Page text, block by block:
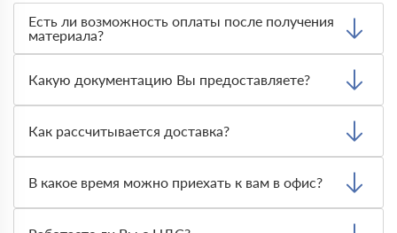
Есть ли возможность оплаты после получения
материала?
оплата по факту получения товара. При этом, если
доставленный товар был ненадлежащего качества, то
Вы вправе от него отказаться.
Какую документацию Вы предоставляете?
сертификаты и паспорта качества, а также товарно-
транспортную накладную.
Как рассчитывается доставка?
персональный менеджер для уточнения деталей заказа.
Далее он передает заявку нашему логисту для оценки
стоимости и сроков доставки, которые впоследствии и
оглашаются заказчику.
В какое время можно приехать к вам в офис?